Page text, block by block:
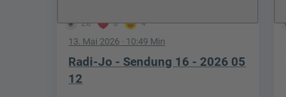
28 6 4
13. Mai 2026 · 10:49 Min
Radi-Jo - Sendung 16 - 2026 05
12